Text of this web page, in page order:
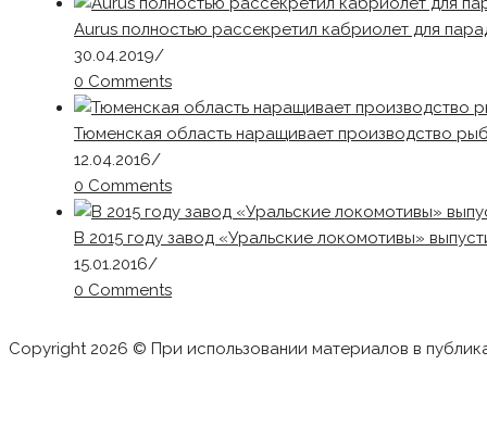
Aurus полностью рассекретил кабриолет для
30.04.2019/
0 Comments
Тюменская область наращивает производство
12.04.2016/
0 Comments
В 2015 году завод «Уральские локомотивы»
15.01.2016/
0 Comments
Copyright 2026 © При использовании материалов в